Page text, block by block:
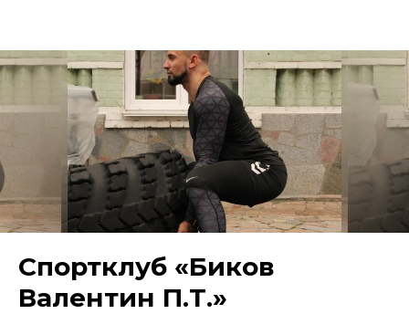
Спортклуб «Биков
Валентин П.Т.»